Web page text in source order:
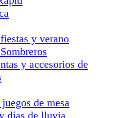
y verano
y accesorios de
de mesa
días de lluvia